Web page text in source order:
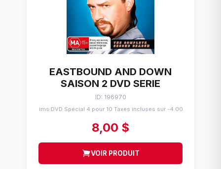
EASTBOUND AND DOWN
SAISON 2 DVD SERIE
ID: 196970
Flims/DVD Spécial 4 pour 10 Taxes incluses sur -4.00$
8,00 $
VOIR PRODUIT